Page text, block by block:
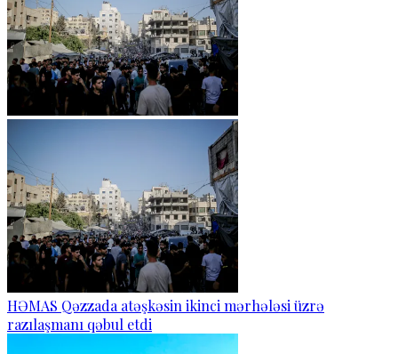
HƏMAS Qəzzada atəşkəsin ikinci mərhələsi üzrə
razılaşmanı qəbul etdi